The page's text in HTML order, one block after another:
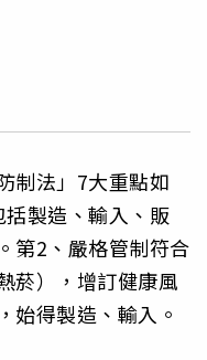
制法」7大重點如
製造、輸入、販
第2、嚴格管制符合
菸），增訂健康風
始得製造、輸入。